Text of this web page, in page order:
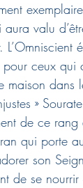
valu
ceux qui
maison
»
de ce
qui porte
son
de se